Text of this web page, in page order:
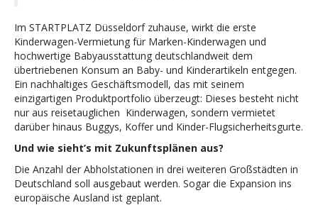
Im STARTPLATZ Düsseldorf zuhause, wirkt die erste
Kinderwagen-Vermietung für Marken-Kinderwagen und
hochwertige Babyausstattung deutschlandweit dem
übertriebenen Konsum an Baby- und Kinderartikeln entgegen.
Ein nachhaltiges Geschäftsmodell, das mit seinem
einzigartigen Produktportfolio überzeugt: Dieses besteht nicht
nur aus reisetauglichen Kinderwagen, sondern vermietet
darüber hinaus Buggys, Koffer und Kinder-Flugsicherheitsgurte.
Und wie sieht’s mit Zukunftsplänen aus?
Die Anzahl der Abholstationen in drei weiteren Großstädten in
Deutschland soll ausgebaut werden. Sogar die Expansion ins
europäische Ausland ist geplant.